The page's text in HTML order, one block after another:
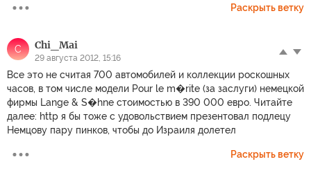
Раскрыть ветку
C Chi_Mai
29 августа 2012, 15:16
Все это не считая 700 автомобилей и коллекции роскошных
часов, в том числе модели Pour le m�rite (за заслуги) немецкой
фирмы Lange & S�hne стоимостью в 390 000 евро. Читайте
далее: http я бы тоже с удовольствием презентовал подлецу
Немцову пару пинков, чтобы до Израиля долетел
Раскрыть ветку